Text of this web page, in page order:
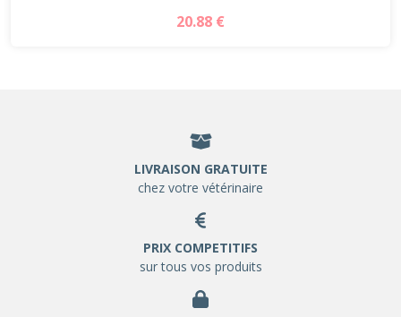
20.88 €
LIVRAISON GRATUITE
chez votre vétérinaire
PRIX COMPETITIFS
sur tous vos produits